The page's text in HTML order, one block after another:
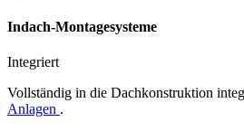
Indach-Montagesysteme
Integriert
Vollständig in die Dachkonstruktion
Anlagen .